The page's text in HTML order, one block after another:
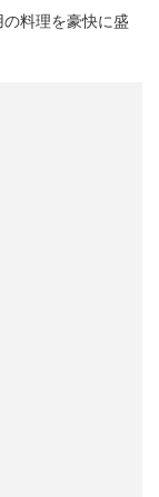
料理を豪快に盛